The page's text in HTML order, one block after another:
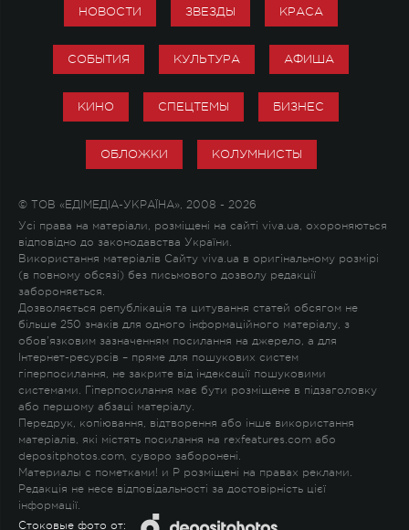
НОВОСТИ ЗВЕЗДЫ КРАСА
СОБЫТИЯ КУЛЬТУРА АФИША
КИНО СПЕЦТЕМЫ БИЗНЕС
ОБЛОЖКИ КОЛУМНИСТЫ
© ТОВ «ЕДІМЕДІА-УКРАЇНА», 2008 - 2026
Усі права на матеріали, розміщені на сайті viva.ua, охороняються
відповідно до законодавства України.
Використання матеріалів Сайту viva.ua в оригінальному розмірі
(в повному обсязі) без письмового дозволу редакції
забороняється.
Дозволяється републікація та цитування статей обсягом не
більше 250 знаків для одного інформаційного матеріалу, з
обов'язковим зазначенням посилання на джерело, а для
Інтернет-ресурсів – пряме для пошукових систем
гіперпосилання, не закрите від індексації пошуковими
системами. Гіперпосилання має бути розміщене в підзаголовку
або першому абзаці матеріалу.
Передрук, копіювання, відтворення або інше використання
матеріалів, які містять посилання на rexfeatures.com або
depositphotos.com, суворо заборонені.
Материалы с пометками! и P розміщені на правах реклами.
Редакція не несе відповідальності за достовірність цієї
інформації.
Стоковые фото от: